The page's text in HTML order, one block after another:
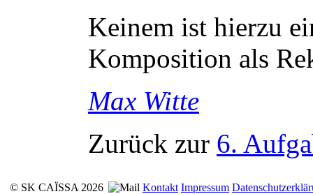
Keinem ist hierzu
Komposition als
Max Witte
Zurück zur 6.
© SK CAÏSSA 2026 Kontakt Impressum